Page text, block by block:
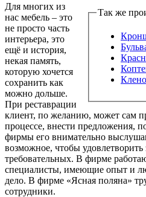
Так же
Для многих из
нас мебель – это
не просто часть
интерьера, это
ещё и история,
некая память,
которую хочется
сохранить как
можно дольше.
При реставрации
клиент, по желанию, может сам
процессе, внести предложения,
фирмы его внимательно
возможное, чтобы
требовательных. В фирме
специалисты, имеющие опыт и
дело. В фирме «Ясная поляна»
сотрудники.